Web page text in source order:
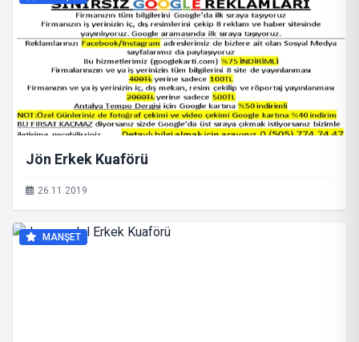
Jön Erkek Kuaförü
26.11.2019
MANŞET